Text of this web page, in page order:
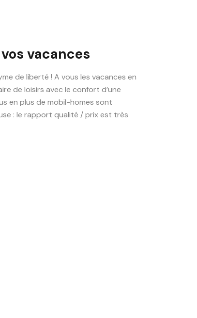
vacances
de liberté ! A vous les vacances en
de loisirs avec le confort d’une
en plus de mobil-homes sont
: le rapport qualité / prix est très